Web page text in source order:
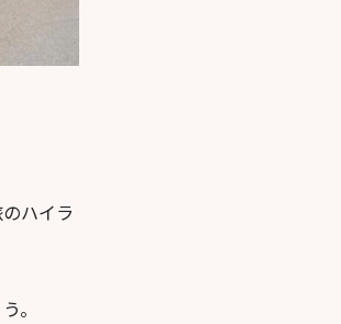
ハイラ
。